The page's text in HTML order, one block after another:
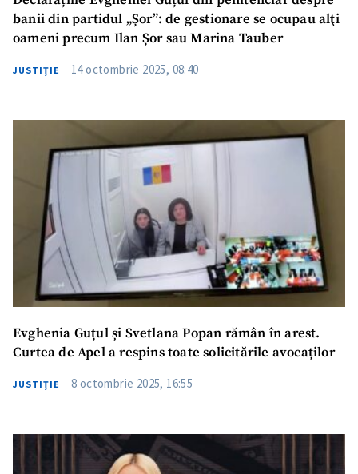
banii din partidul „Șor”: de gestionare se ocupau alţi
oameni precum Ilan Șor sau Marina Tauber
JUSTIȚIE 14 octombrie 2025, 08:40
Evghenia Guțul și Svetlana Popan rămân în arest.
Curtea de Apel a respins toate solicitările avocaților
JUSTIȚIE 8 octombrie 2025, 16:55